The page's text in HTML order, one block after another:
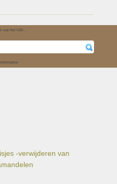
van het UZA ..
-verwijderen van